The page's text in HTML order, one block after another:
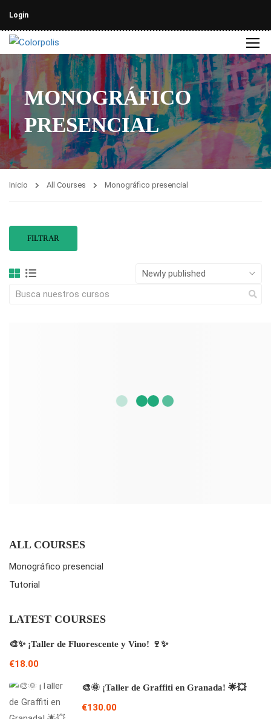
Login
MONOGRÁFICO
PRESENCIAL
Inicio All Courses Monográfico presencial
FILTRAR
ALL COURSES
Monográfico presencial
Tutorial
LATEST COURSES
🎨✨ ¡Taller de Fluorescente y Vino! 🍷✨
€18.00
🎨🌞 ¡Taller de Graffiti en Granada! 🌟💥
€130.00